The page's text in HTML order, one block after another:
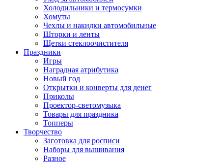
Холодильники и термосумки
Хомуты
Чехлы и накидки автомобильные
Шторки и ленты
Щетки стеклоочистителя
Праздники
Игры
Наградная атрибутика
Новый год
Открытки и конверты для денег
Приколы
Проектор-светомузыка
Товары для праздника
Топперы
Творчество
Заготовка для росписи
Наборы для вышивания
Разное